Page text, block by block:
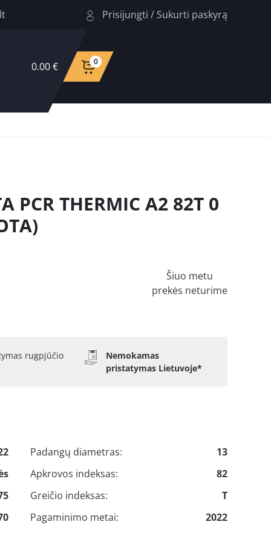
Prisijungti / Sukurti paskyrą
0.00 € 0
PCR THERMIC A2 82T 0
Šiuo metu
prekės neturime
rugpjūčio
Nemokamas
pristatymas Lietuvoje*
Padangų diametras:
13
Apkrovos indeksas:
82
Greičio indeksas:
T
Pagaminimo metai:
2022